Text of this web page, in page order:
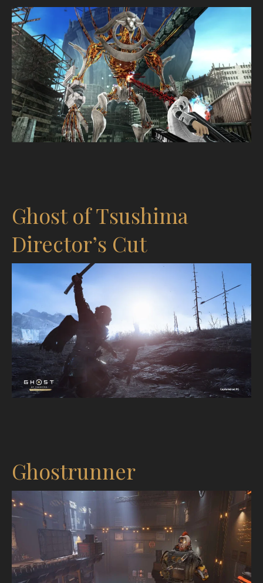
Ghost of Tsushima
Director’s Cut
Ghostrunner